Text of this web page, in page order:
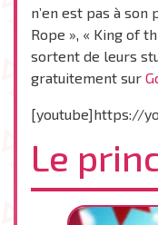
n’en est pas à son
Rope », « King of
sortent de leurs
gratuitement sur
[youtube]https://
Le